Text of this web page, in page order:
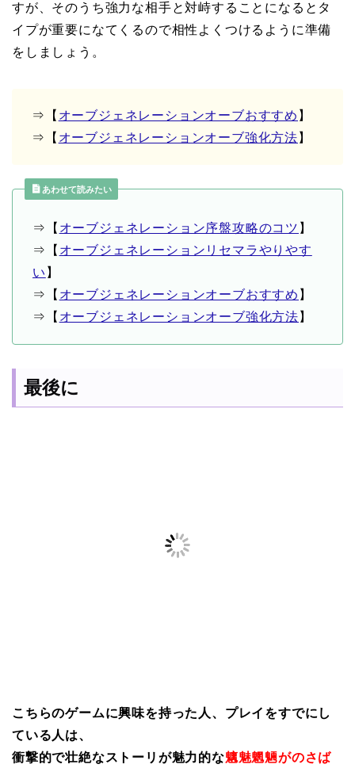
すが、そのうち強力な相手と対峙することになるとタ
イプが重要になてくるので相性よくつけるように準備
をしましょう。
⇒【 オーブジェネレーションオーブおすすめ 】
⇒【 オーブジェネレーションオーブ強化方法 】
あわせて読みたい
⇒【 オーブジェネレーション序盤攻略のコツ 】
⇒【 オーブジェネレーションリセマラやりやす
い 】
⇒【 オーブジェネレーションオーブおすすめ 】
⇒【 オーブジェネレーションオーブ強化方法 】
最後に
こちらのゲームに興味を持った人、プレイをすでにし
ている人は、
衝撃的で壮絶なストーリが魅力的な魑魅魍魎がのさば